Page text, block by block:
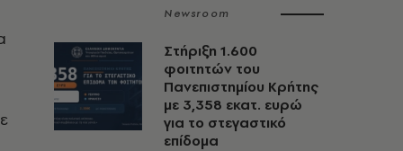
Newsroom
Στήριξη 1.600
φοιτητών του
Πανεπιστημίου Κρήτης
με 3,358 εκατ. ευρώ
για το στεγαστικό
επίδομα